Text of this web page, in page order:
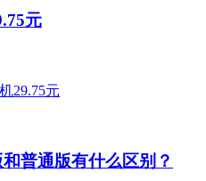
元
普通版有什么区别？